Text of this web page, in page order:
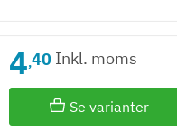
4,40 Inkl. moms
Se varianter